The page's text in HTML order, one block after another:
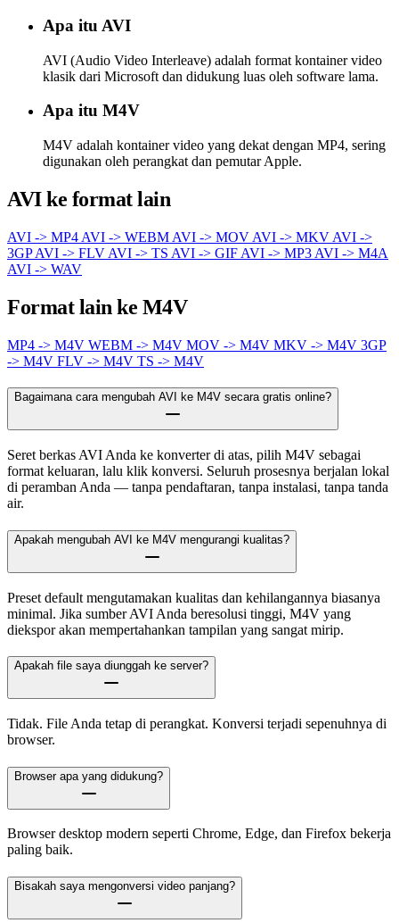
Apa itu AVI
AVI (Audio Video Interleave) adalah format kontainer video
klasik dari Microsoft dan didukung luas oleh software lama.
Apa itu M4V
M4V adalah kontainer video yang dekat dengan MP4, sering
digunakan oleh perangkat dan pemutar Apple.
AVI ke format lain
AVI -> MP4 AVI -> WEBM AVI -> MOV AVI -> MKV AVI ->
3GPAVI -> FLV AVI -> TS AVI -> GIF AVI -> MP3 AVI -> M4A
AVI -> WAV
Format lain ke M4V
MP4 -> M4V WEBM -> M4V MOV -> M4V MKV -> M4V 3GP
-> M4V FLV -> M4V TS -> M4V
Bagaimana cara mengubah AVI ke M4V secara gratis online?
Seret berkas AVI Anda ke konverter di atas, pilih M4V sebagai
format keluaran, lalu klik konversi. Seluruh prosesnya berjalan lokal
di peramban Anda — tanpa pendaftaran, tanpa instalasi, tanpa tanda
air.
Apakah mengubah AVI ke M4V mengurangi kualitas?
Preset default mengutamakan kualitas dan kehilangannya biasanya
minimal. Jika sumber AVI Anda beresolusi tinggi, M4V yang
diekspor akan mempertahankan tampilan yang sangat mirip.
Apakah file saya diunggah ke server?
Tidak. File Anda tetap di perangkat. Konversi terjadi sepenuhnya di
browser.
Browser apa yang didukung?
Browser desktop modern seperti Chrome, Edge, dan Firefox bekerja
paling baik.
Bisakah saya mengonversi video panjang?